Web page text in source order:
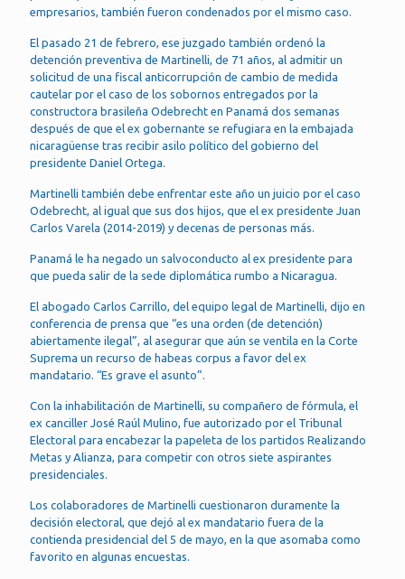
empresarios, también fueron condenados por el mismo caso.
El pasado 21 de febrero, ese juzgado también ordenó la
detención preventiva de Martinelli, de 71 años, al admitir un
solicitud de una fiscal anticorrupción de cambio de medida
cautelar por el caso de los sobornos entregados por la
constructora brasileña Odebrecht en Panamá dos semanas
después de que el ex gobernante se refugiara en la embajada
nicaragüense tras recibir asilo político del gobierno del
presidente Daniel Ortega.
Martinelli también debe enfrentar este año un juicio por el caso
Odebrecht, al igual que sus dos hijos, que el ex presidente Juan
Carlos Varela (2014-2019) y decenas de personas más.
Panamá le ha negado un salvoconducto al ex presidente para
que pueda salir de la sede diplomática rumbo a Nicaragua.
El abogado Carlos Carrillo, del equipo legal de Martinelli, dijo en
conferencia de prensa que “es una orden (de detención)
abiertamente ilegal”, al asegurar que aún se ventila en la Corte
Suprema un recurso de habeas corpus a favor del ex
mandatario. “Es grave el asunto”.
Con la inhabilitación de Martinelli, su compañero de fórmula, el
ex canciller José Raúl Mulino, fue autorizado por el Tribunal
Electoral para encabezar la papeleta de los partidos Realizando
Metas y Alianza, para competir con otros siete aspirantes
presidenciales.
Los colaboradores de Martinelli cuestionaron duramente la
decisión electoral, que dejó al ex mandatario fuera de la
contienda presidencial del 5 de mayo, en la que asomaba como
favorito en algunas encuestas.